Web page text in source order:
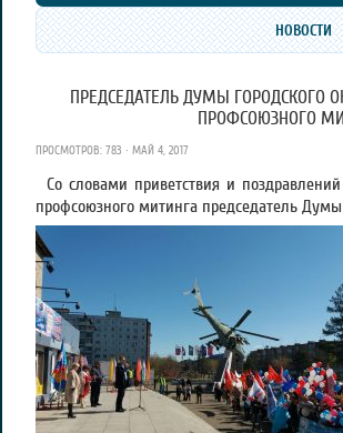
НОВОСТИ
ПРЕДСЕДАТЕЛЬ ДУМЫ ГОРОДСКОГО
ПРОФСОЮЗНОГО
ПРОСМОТРОВ: 783 · МАЙ 4, 2017
Со словами приветствия и
профсоюзного митинга председатель Думы